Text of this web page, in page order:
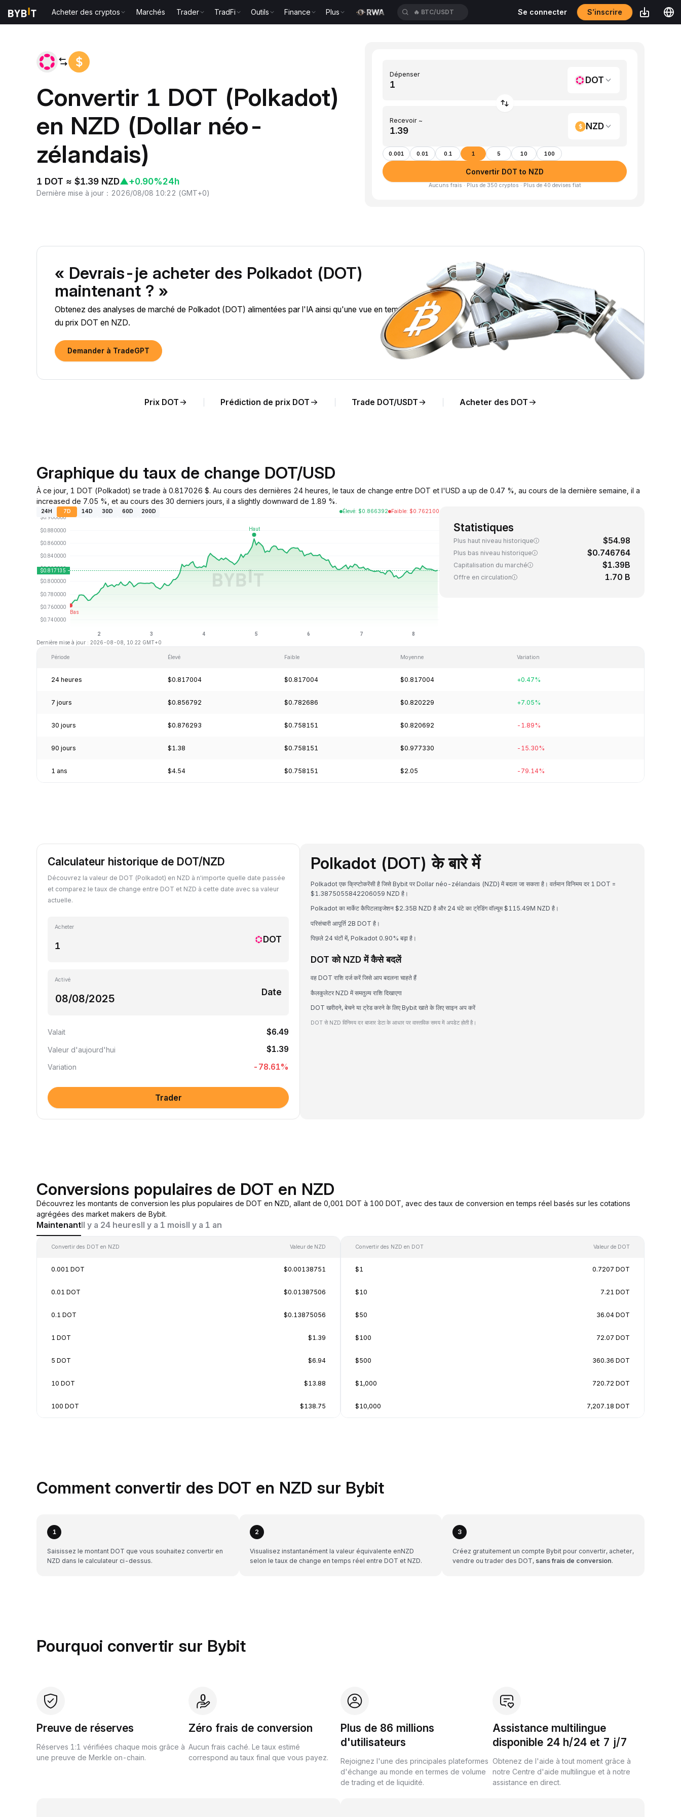
Acheter des cryptos Marchés Trader TradFi Outils Finance Plus 🔥 BTC/USDT Se connecter S’inscrire
Convertir 1 DOT (Polkadot)
en NZD (Dollar néo-
zélandais)
1 DOT ≈ $1.39 NZD▲+0.90%24h
Dernière mise à jour ： 2026/08/08 10:22 (GMT+0)
Dépenser
DOT
Recevoir ~
NZD
0.001 0.01 0.1 1 5 10 100
Convertir DOT to NZD
Aucuns frais · Plus de 350 cryptos · Plus de 40 devises fiat
« Devrais-je acheter des Polkadot (DOT)
maintenant ? »
Obtenez des analyses de marché de Polkadot (DOT) alimentées par l'IA ainsi qu'une vue en temps réel de l'évolution
du prix DOT en NZD.
Demander à TradeGPT
Prix DOT Prédiction de prix DOT Trade DOT/USDT Acheter des DOT
Graphique du taux de change DOT/USD
À ce jour, 1 DOT (Polkadot) se trade à 0.817026 $. Au cours des dernières 24 heures, le taux de change entre DOT et l'USD a up de 0.47 %, au cours de la dernière semaine, il a
increased de 7.05 %, et au cours des 30 derniers jours, il a slightly downward de 1.89 %.
24H 7D 14D 30D 60D 200D Élevé: $0.866392 Faible: $0.762100
Dernière mise à jour : 2026-08-08, 10:22 GMT+0
Statistiques
Plus haut niveau historique $54.98
Plus bas niveau historique $0.746764
Capitalisation du marché $1.39B
Offre en circulation 1.70 B
Période Élevé Faible Moyenne Variation
24 heures $0.817004 $0.817004 $0.817004 +0.47%
7 jours $0.856792 $0.782686 $0.820229 +7.05%
30 jours $0.876293 $0.758151 $0.820692 -1.89%
90 jours $1.38 $0.758151 $0.977330 -15.30%
1 ans $4.54 $0.758151 $2.05 -79.14%
Calculateur historique de DOT/NZD
Découvrez la valeur de DOT (Polkadot) en NZD à n'importe quelle date passée
et comparez le taux de change entre DOT et NZD à cette date avec sa valeur
actuelle.
Acheter
DOT
Activé
Date
Valait $6.49
Valeur d'aujourd'hui $1.39
Variation -78.61%
Trader
Polkadot (DOT) के बारे में
Polkadot एक क्रिप्टोकरेंसी है जिसे Bybit पर Dollar néo-zélandais (NZD) में बदला जा सकता है। वर्तमान विनिमय दर 1 DOT =
$1.3875055842206059 NZD है।
Polkadot का मार्केट कैपिटलाइजेशन $2.35B NZD है और 24 घंटे का ट्रेडिंग वॉल्यूम $115.49M NZD है।
परिसंचारी आपूर्ति 2B DOT है।
पिछले 24 घंटों में, Polkadot 0.90% बढ़ा है।
DOT को NZD में कैसे बदलें
वह DOT राशि दर्ज करें जिसे आप बदलना चाहते हैं
कैलकुलेटर NZD में समतुल्य राशि दिखाएगा
DOT खरीदने, बेचने या ट्रेड करने के लिए Bybit खाते के लिए साइन अप करें
DOT से NZD विनिमय दर बाजार डेटा के आधार पर वास्तविक समय में अपडेट होती है।
Conversions populaires de DOT en NZD
Découvrez les montants de conversion les plus populaires de DOT en NZD, allant de 0,001 DOT à 100 DOT, avec des taux de conversion en temps réel basés sur les cotations
agrégées des market makers de Bybit.
MaintenantIl y a 24 heuresIl y a 1 moisIl y a 1 an
Convertir des DOT en NZD Valeur de NZD
0.001 DOT $0.00138751
0.01 DOT $0.01387506
0.1 DOT $0.13875056
1 DOT $1.39
5 DOT $6.94
10 DOT $13.88
100 DOT $138.75
Convertir des NZD en DOT Valeur de DOT
$1 0.7207 DOT
$10 7.21 DOT
$50 36.04 DOT
$100 72.07 DOT
$500 360.36 DOT
$1,000 720.72 DOT
$10,000 7,207.18 DOT
Comment convertir des DOT en NZD sur Bybit
1
Saisissez le montant DOT que vous souhaitez convertir en
NZD dans le calculateur ci-dessus.
2
Visualisez instantanément la valeur équivalente enNZD
selon le taux de change en temps réel entre DOT et NZD.
3
Créez gratuitement un compte Bybit pour convertir, acheter,
vendre ou trader des DOT, sans frais de conversion.
Pourquoi convertir sur Bybit
Preuve de réserves
Réserves 1:1 vérifiées chaque mois grâce à
une preuve de Merkle on-chain.
Zéro frais de conversion
Aucun frais caché. Le taux estimé
correspond au taux final que vous payez.
Plus de 86 millions
d'utilisateurs
Rejoignez l'une des principales plateformes
d'échange au monde en termes de volume
de trading et de liquidité.
Assistance multilingue
disponible 24 h/24 et 7 j/7
Obtenez de l'aide à tout moment grâce à
notre Centre d'aide multilingue et à notre
assistance en direct.